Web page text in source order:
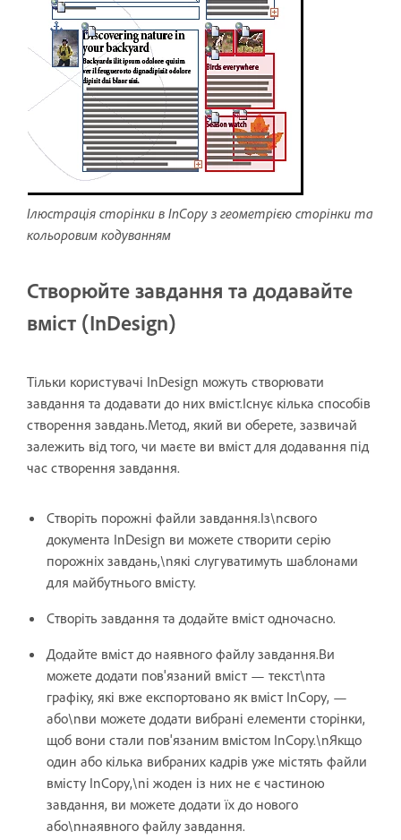
Ілюстрація сторінки в InCopy з геометрією сторінки та
кольоровим кодуванням
Створюйте завдання та додавайте
вміст (InDesign)
Тільки користувачі InDesign можуть створювати
завдання та додавати до них вміст.Існує кілька способів
створення завдань.Метод, який ви оберете, зазвичай
залежить від того, чи маєте ви вміст для додавання під
час створення завдання.
Створіть порожні файли завдання.Із\nсвого
документа InDesign ви можете створити серію
порожніх завдань,\nякі слугуватимуть шаблонами
для майбутнього вмісту.
Створіть завдання та додайте вміст одночасно.
Додайте вміст до наявного файлу завдання.Ви
можете додати пов'язаний вміст — текст\nта
графіку, які вже експортовано як вміст InCopy, —
або\nви можете додати вибрані елементи сторінки,
щоб вони стали пов'язаним вмістом InCopy.\nЯкщо
один або кілька вибраних кадрів уже містять файли
вмісту InCopy,\nі жоден із них не є частиною
завдання, ви можете додати їх до нового
або\nнаявного файлу завдання.